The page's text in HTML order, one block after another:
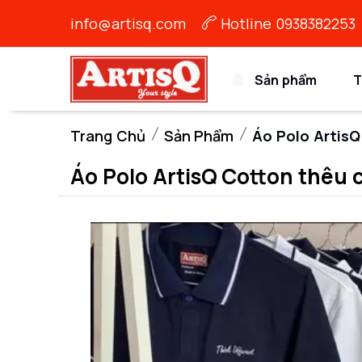
info@artisq.com Hotline 0938382253
Sản phẩm
Trang Chủ Sản Phẩm Áo Polo
Áo Polo ArtisQ Cotton thêu